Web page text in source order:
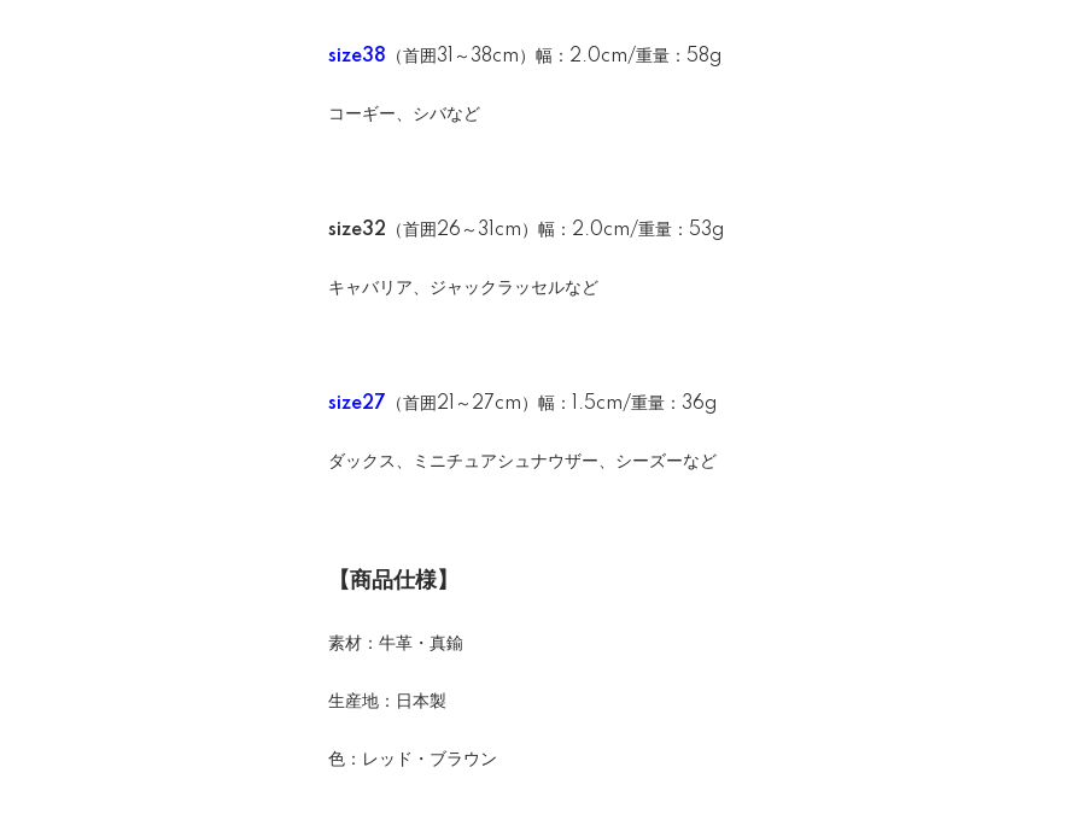
size38 （首囲31～38cm）幅：2.0cm/重量：58g
コーギー、シバなど
size32 （首囲26～31cm）幅：2.0cm/重量：53g
キャバリア、ジャックラッセルなど
size27 （首囲21～27cm）幅：1.5cm/重量：36g
ダックス、ミニチュアシュナウザー、シーズーなど
【商品仕様】
素材：牛革・真鍮
生産地：日本製
色：レッド・ブラウン